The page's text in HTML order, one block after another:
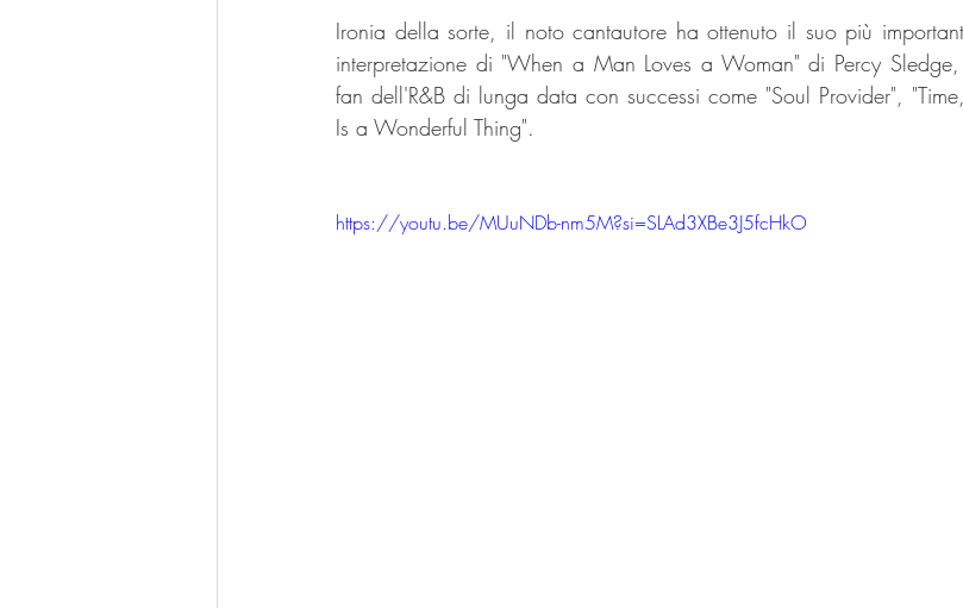
Ironia della sorte, il noto cantautore ha ottenuto il suo più
interpretazione di "When a Man Loves a Woman" di Percy
fan dell'R&B di lunga data con successi come "Soul Provider",
Is a Wonderful Thing".
https://youtu.be/MUuNDb-nm5M?si=SLAd3XBe3J5fcHkO